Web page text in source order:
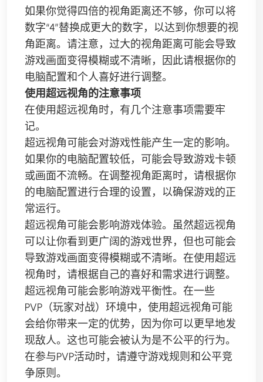
如果你觉得四倍的视角距离还不够，你可以将
数字“4”替换成更大的数字，以达到你想要的视
角距离。请注意，过大的视角距离可能会导致
游戏画面变得模糊或不清晰，因此请根据你的
电脑配置和个人喜好进行调整。
使用超远视角的注意事项
在使用超远视角时，有几个注意事项需要牢
记。
超远视角可能会对游戏性能产生一定的影响。
如果你的电脑配置较低，可能会导致游戏卡顿
或画面不流畅。在调整视角距离时，请根据你
的电脑配置进行合理的设置，以确保游戏的正
常运行。
超远视角可能会影响游戏体验。虽然超远视角
可以让你看到更广阔的游戏世界，但也可能会
导致游戏画面变得模糊或不清晰。在使用超远
视角时，请根据自己的喜好和需求进行调整。
超远视角可能会影响游戏平衡性。在一些
PVP（玩家对战）环境中，使用超远视角可能
会给你带来一定的优势，因为你可以更早地发
现敌人。这也可能会被认为是不公平的行为。
在参与PVP活动时，请遵守游戏规则和公平竞
争原则。